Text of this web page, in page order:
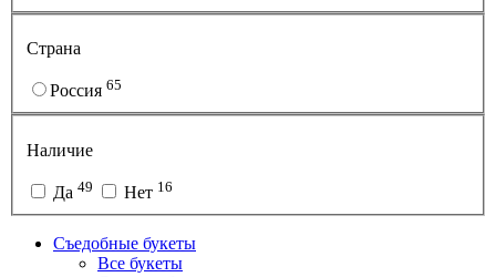
Страна
Россия 65
Наличие
Да 49 Нет 16
Съедобные букеты
Все букеты